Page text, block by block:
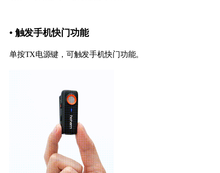
• 触发手机快门功能
单按TX电源键，可触发手机快门功能。